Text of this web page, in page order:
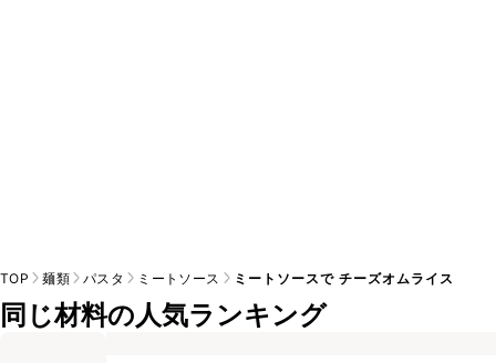
TOP 麺類 パスタ ミートソース ミートソースで チーズオムライス
同じ材料の人気ランキング